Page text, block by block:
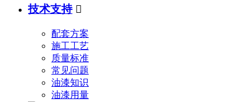
技术支持 
配套方案
施工工艺
质量标准
常见问题
油漆知识
油漆用量